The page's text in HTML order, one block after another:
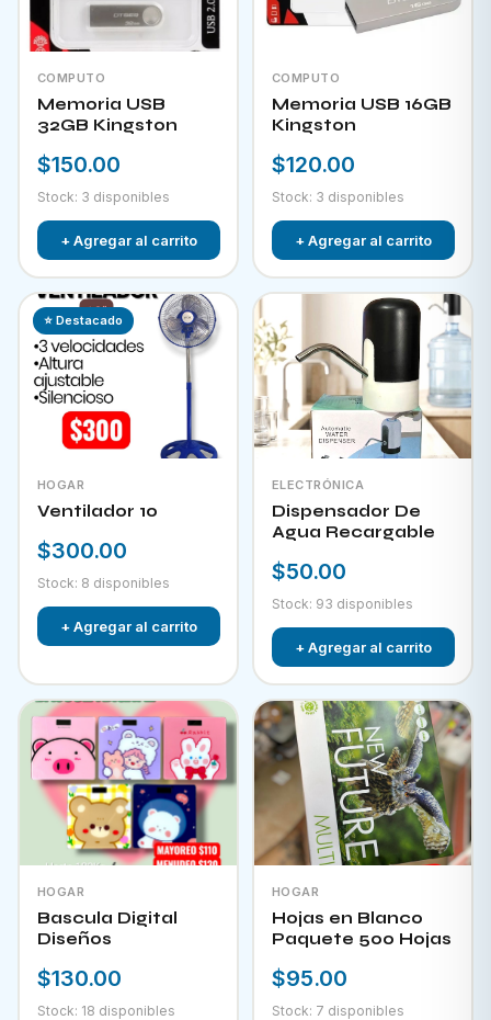
COMPUTO
Memoria USB
32GB Kingston
$150.00
Stock: 3 disponibles
+ Agregar al carrito
COMPUTO
Memoria USB 16GB
Kingston
$120.00
Stock: 3 disponibles
+ Agregar al carrito
⭐ Destacado
HOGAR
Ventilador 10
$300.00
Stock: 8 disponibles
+ Agregar al carrito
ELECTRÓNICA
Dispensador De
Agua Recargable
$50.00
Stock: 93 disponibles
+ Agregar al carrito
HOGAR
Bascula Digital
Diseños
$130.00
Stock: 18 disponibles
HOGAR
Hojas en Blanco
Paquete 500 Hojas
$95.00
Stock: 7 disponibles